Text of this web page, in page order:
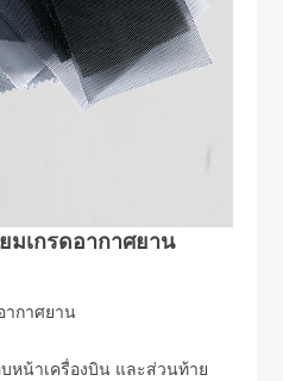
มเกรดอากาศยาน
ากาศยาน
หน้าเครื่องบิน และส่วนท้าย